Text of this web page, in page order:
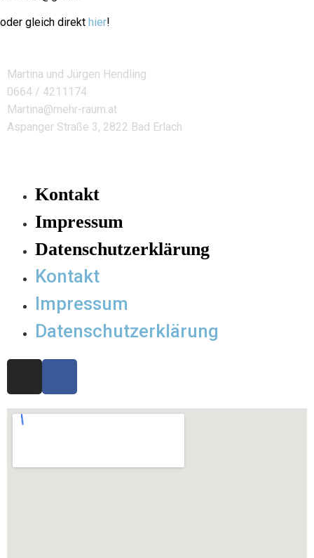
oder gleich direkt hier!
Martina und Jürgen Hendling
0664 / 4211174
Martina@mehr-raum.at
Aspanger Straße 3, 2822 Bad Erlach
Kontakt
Impressum
Datenschutzerklärung
Kontakt
Impressum
Datenschutzerklärung